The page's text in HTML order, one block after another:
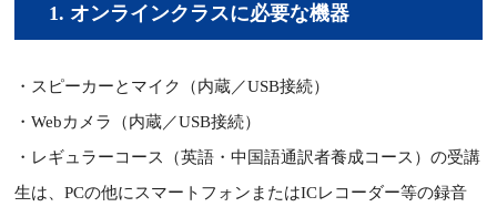
1. オンラインクラスに必要な機器
・スピーカーとマイク（内蔵／USB接続）
・Webカメラ（内蔵／USB接続）
・レギュラーコース（英語・中国語通訳者養成コース）の受講
生は、PCの他にスマートフォンまたはICレコーダー等の録音